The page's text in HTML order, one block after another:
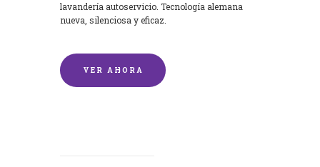
lavandería autoservicio. Tecnología alemana
nueva, silenciosa y eficaz.
VER AHORA